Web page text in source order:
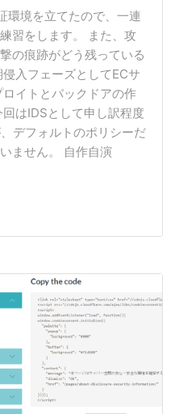
環境を立てたので、一連
習をします。 また、攻
の痕跡がどう残っている
入フェーズとしてECサ
イトとバックドアの作
はIDSとして申し訳程度
デフォルトのポリシーだ
ません。 自作自演